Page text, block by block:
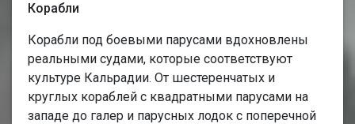
Корабли
Корабли под боевыми парусами вдохновлены
реальными судами, которые соответствуют
культуре Кальрадии. От шестеренчатых и
круглых кораблей с квадратными парусами на
западе до галер и парусных лодок с поперечной